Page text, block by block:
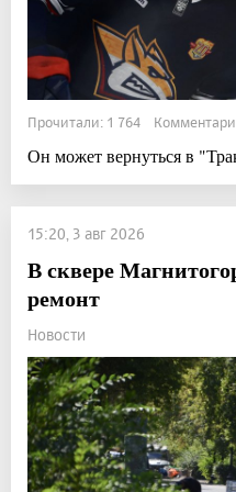
Прочитали: 1 764
Он может вернуться в
15:20, 3 авг 2026
В сквере
ремонт
Новости